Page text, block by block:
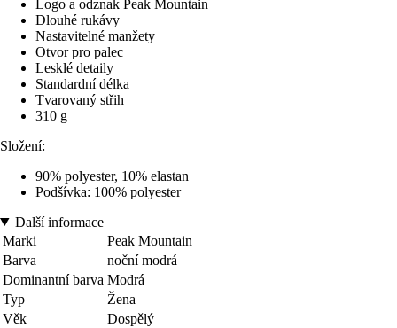
Logo a odznak Peak Mountain
Dlouhé rukávy
Nastavitelné manžety
Otvor pro palec
Lesklé detaily
Standardní délka
Tvarovaný střih
310 g
Složení:
90% polyester, 10% elastan
Podšívka: 100% polyester
Další informace
Marki
Peak Mountain
Barva
noční modrá
Dominantní barva Modrá
Typ
Žena
Věk
Dospělý